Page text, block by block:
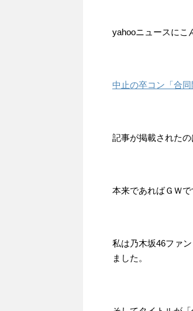
yahooニュースにこ
中止の卒コン「合
記事が掲載されたの
本来であればＧＷで
私は乃木坂46ファ
ました。